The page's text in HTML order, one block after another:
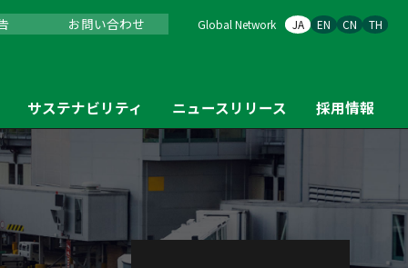
サステナビリティ ニュースリリース 採用情報
お問い合わせ Global Network JA EN CN TH